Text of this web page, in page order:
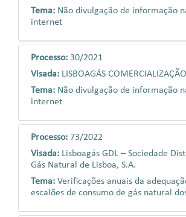
Tema: Não divulgação de informação
internet
Processo: 30/2021
Visada: LISBOAGÁS
Tema: Não divulgação de informação
internet
Processo: 73/2022
Visada: Lisboagás GDL – Sociedade
Gás Natural de Lisboa, S.A.
Tema: Verificações anuais da
escalões de consumo de gás natural